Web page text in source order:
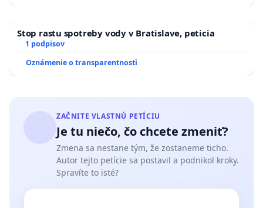
Stop rastu spotreby vody v Bratislave, peticia
1 podpisov
Oznámenie o transparentnosti
ZAČNITE VLASTNÚ PETÍCIU
Je tu niečo, čo chcete zmeniť?
Zmena sa nestane tým, že zostaneme ticho.
Autor tejto petície sa postavil a podnikol kroky.
Spravíte to isté?